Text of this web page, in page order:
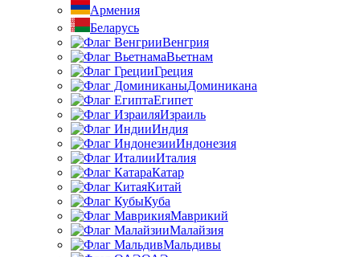
Армения
Беларусь
Венгрия
Вьетнам
Греция
Доминикана
Египет
Израиль
Индия
Индонезия
Италия
Катар
Китай
Куба
Маврикий
Малайзия
Мальдивы